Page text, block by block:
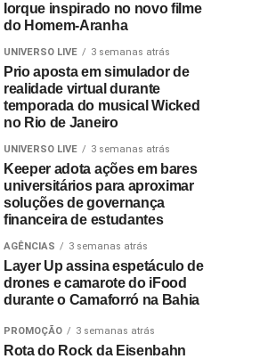
Iorque inspirado no novo filme
do Homem-Aranha
UNIVERSO LIVE 3 semanas atrás
Prio aposta em simulador de
realidade virtual durante
temporada do musical Wicked
no Rio de Janeiro
UNIVERSO LIVE 3 semanas atrás
Keeper adota ações em bares
universitários para aproximar
soluções de governança
financeira de estudantes
AGÊNCIAS 3 semanas atrás
Layer Up assina espetáculo de
drones e camarote do iFood
durante o Camaforró na Bahia
PROMOÇÃO 3 semanas atrás
Rota do Rock da Eisenbahn